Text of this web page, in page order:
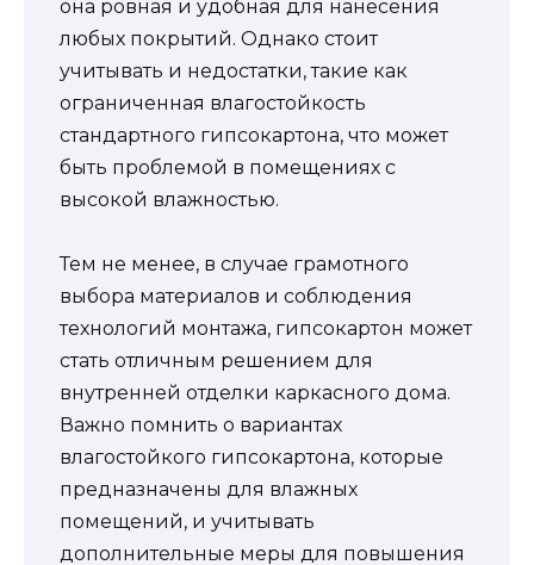
она ровная и удобная для нанесения
любых покрытий. Однако стоит
учитывать и недостатки, такие как
ограниченная влагостойкость
стандартного гипсокартона, что может
быть проблемой в помещениях с
высокой влажностью.
Тем не менее, в случае грамотного
выбора материалов и соблюдения
технологий монтажа, гипсокартон может
стать отличным решением для
внутренней отделки каркасного дома.
Важно помнить о вариантах
влагостойкого гипсокартона, которые
предназначены для влажных
помещений, и учитывать
дополнительные меры для повышения